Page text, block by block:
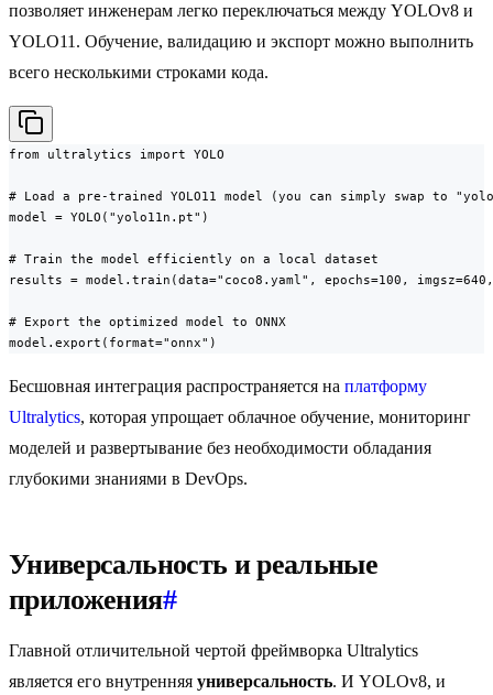
позволяет инженерам легко переключаться между YOLOv8 и
YOLO11. Обучение, валидацию и экспорт можно выполнить
всего несколькими строками кода.
from ultralytics import YOLO
# Load a pre-trained YOLO11 model (you can simply swap to
model = YOLO("yolo11n.pt")
# Train the model efficiently on a local dataset
results = model.train(data="coco8.yaml", epochs=100,
# Export the optimized model to ONNX
model.export(format="onnx")
Бесшовная интеграция распространяется на платформу
Ultralytics, которая упрощает облачное обучение, мониторинг
моделей и развертывание без необходимости обладания
глубокими знаниями в DevOps.
Универсальность и реальные
приложения#
Главной отличительной чертой фреймворка Ultralytics
является его внутренняя универсальность. И YOLOv8, и